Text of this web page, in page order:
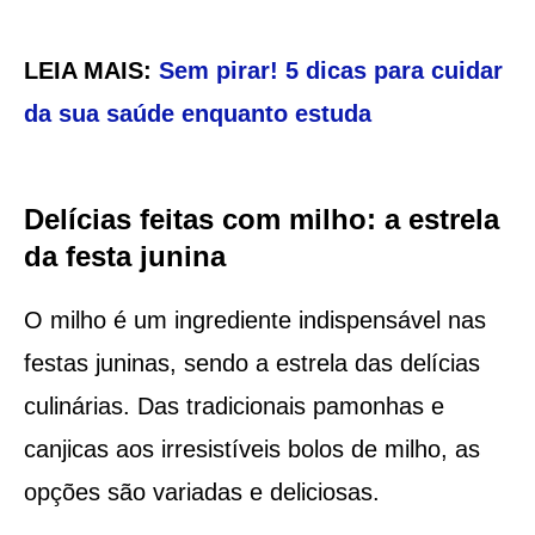
LEIA MAIS: Sem pirar! 5 dicas para cuidar
da sua saúde enquanto estuda
Delícias feitas com milho: a estrela
da festa junina
O milho é um ingrediente indispensável nas
festas juninas, sendo a estrela das delícias
culinárias. Das tradicionais pamonhas e
canjicas aos irresistíveis bolos de milho, as
opções são variadas e deliciosas.